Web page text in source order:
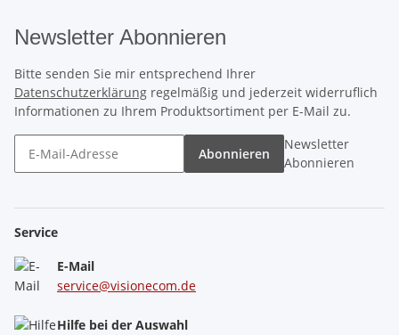
Newsletter Abonnieren
Bitte senden Sie mir entsprechend Ihrer
Datenschutzerklärung regelmäßig und jederzeit widerruflich
Informationen zu Ihrem Produktsortiment per E-Mail zu.
Abonnieren
Newsletter
Abonnieren
Service
E-Mail
service@visionecom.de
Hilfe bei der Auswahl